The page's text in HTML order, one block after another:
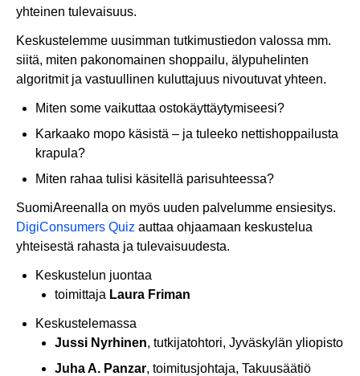
yhteinen tulevaisuus.
Keskustelemme uusimman tutkimustiedon valossa mm.
siitä, miten pakonomainen shoppailu, älypuhelinten
algoritmit ja vastuullinen kuluttajuus nivoutuvat yhteen.
Miten some vaikuttaa ostokäyttäytymiseesi?
Karkaako mopo käsistä – ja tuleeko nettishoppailusta
krapula?
Miten rahaa tulisi käsitellä parisuhteessa?
SuomiAreenalla on myös uuden palvelumme ensiesitys.
DigiConsumers Quiz auttaa ohjaamaan keskustelua
yhteisestä rahasta ja tulevaisuudesta.
Keskustelun juontaa
toimittaja Laura Friman
Keskustelemassa
Jussi Nyrhinen, tutkijatohtori, Jyväskylän yliopisto
Juha A. Panzar, toimitusjohtaja, Takuusäätiö